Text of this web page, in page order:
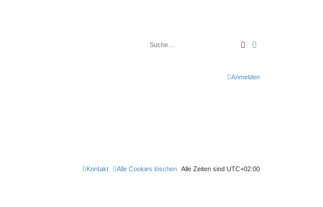
Suche
Anmelden
Alle Zeiten sind UTC+02:00
Alle Cookies löschen
Kontakt